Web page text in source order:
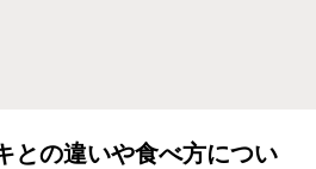
との違いや食べ方につい